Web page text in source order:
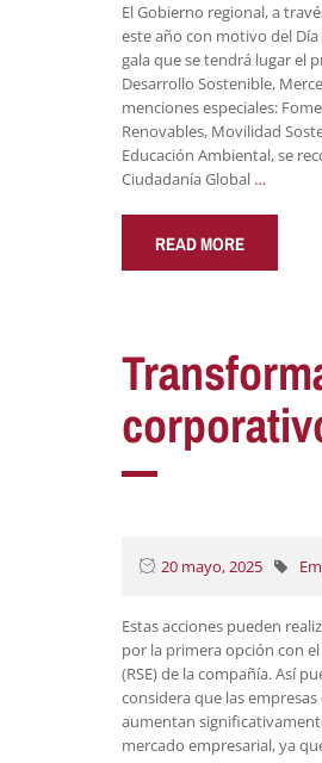
El Gobierno regional, a
este año con motivo del
gala que se tendrá lugar el
Desarrollo Sostenible,
menciones especiales:
Renovables, Movilidad
Educación Ambiental, se
Ciudadanía Global …
READ MORE
20 mayo, 2025
Estas acciones pueden
por la primera opción con
(RSE) de la compañía. Así
considera que las
aumentan
mercado empresarial, ya